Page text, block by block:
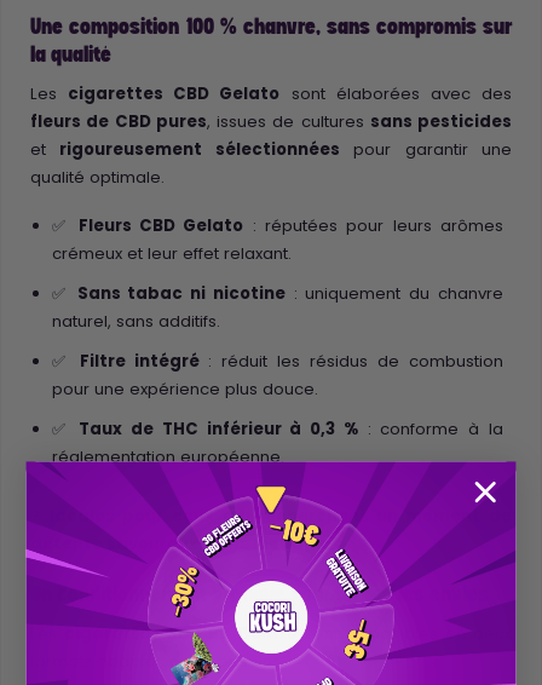
Une composition 100 % chanvre, sans compromis sur
la qualité
Les cigarettes CBD Gelato sont élaborées avec des
fleurs de CBD pures, issues de cultures sans pesticides
et rigoureusement sélectionnées pour garantir une
qualité optimale.
✅ Fleurs CBD Gelato : réputées pour leurs arômes
crémeux et leur effet relaxant.
✅ Sans tabac ni nicotine: uniquement du chanvre
naturel, sans additifs.
✅ Filtre intégré: réduit les résidus de combustion
pour une expérience plus douce.
✅ Taux de THC inférieur à 0,3 %: conforme à la
réglementation européenne.
Idéales pour ceux qui recherchent un moment de
détente savoureux, sans nicotine.
Un conditionnement pratique pour toutes les envies
Lescigarettes au CBD Gelatosont disponibles en deux
formats adaptés à vos besoins :